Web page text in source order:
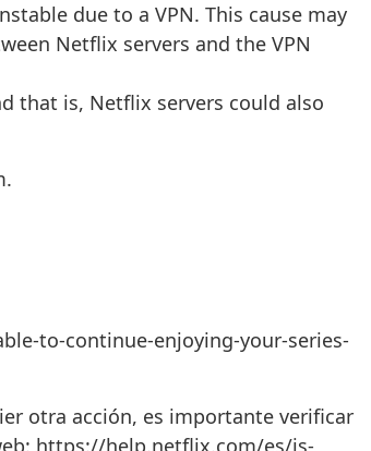
due to a VPN. This cause may
Netflix servers and the VPN
that is, Netflix servers could also
to-continue-enjoying-your-series-
otra acción, es importante verificar